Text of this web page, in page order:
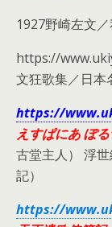
1927野崎左文
https://
文狂歌集／日本
https://
えすぱにあ ぽ
古堂主人） 浮
記）
https://